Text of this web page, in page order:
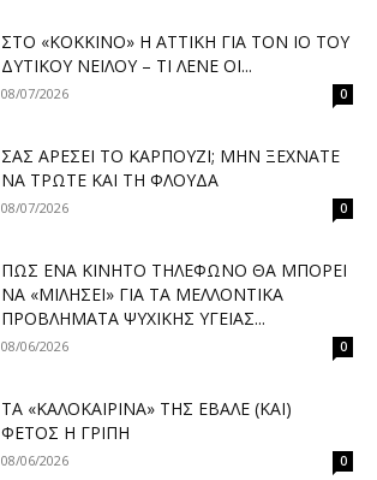
ΣΤΟ «ΚΌΚΚΙΝΟ» Η ΑΤΤΙΚΉ ΓΙΑ ΤΟΝ ΙΌ ΤΟΥ
ΔΥΤΙΚΟΎ ΝΕΊΛΟΥ – ΤΙ ΛΈΝΕ ΟΙ...
08/07/2026 0
ΣΑΣ ΑΡΈΣΕΙ ΤΟ ΚΑΡΠΟΎΖΙ; ΜΗΝ ΞΕΧΝΆΤΕ
ΝΑ ΤΡΏΤΕ ΚΑΙ ΤΗ ΦΛΟΎΔΑ
08/07/2026 0
ΠΏΣ ΈΝΑ ΚΙΝΗΤΌ ΤΗΛΈΦΩΝΟ ΘΑ ΜΠΟΡΕΊ
ΝΑ «ΜΙΛΉΣΕΙ» ΓΙΑ ΤΑ ΜΕΛΛΟΝΤΙΚΆ
ΠΡΟΒΛΉΜΑΤΑ ΨΥΧΙΚΉΣ ΥΓΕΊΑΣ...
08/06/2026 0
ΤΑ «ΚΑΛΟΚΑΙΡΙΝΆ» ΤΗΣ ΈΒΑΛΕ (ΚΑΙ)
ΦΈΤΟΣ Η ΓΡΊΠΗ
08/06/2026 0